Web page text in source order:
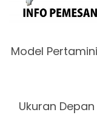
Model
Ukuran